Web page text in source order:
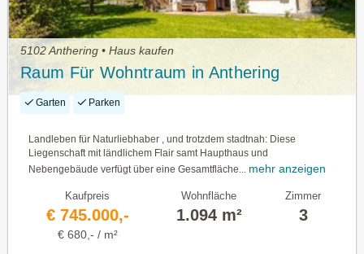
5102 Anthering • Haus kaufen
Raum Für Wohntraum in Anthering
Garten Parken
Landleben für Naturliebhaber , und trotzdem stadtnah: Diese
Liegenschaft mit ländlichem Flair samt Haupthaus und
Nebengebäude verfügt über eine Gesamtfläche... mehr anzeigen
Kaufpreis
€ 745.000,-
€ 680,- / m²
Wohnfläche
1.094 m²
Zimmer
3